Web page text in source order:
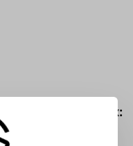
into the box: